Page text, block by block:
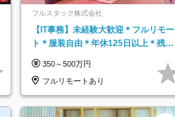
フルスタック株式会社
【IT事務】未経験大歓迎＊フルリモー
ト＊服装自由＊年休125日以上＊残業
350～500万円
フルリモートあり